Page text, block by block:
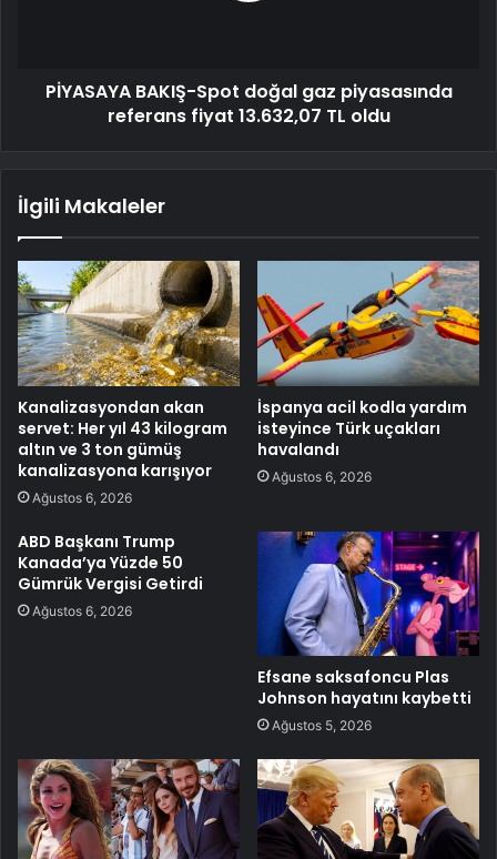
PİYASAYA BAKIŞ-Spot doğal gaz piyasasında
referans fiyat 13.632,07 TL oldu
İlgili Makaleler
Kanalizasyondan akan
servet: Her yıl 43 kilogram
altın ve 3 ton gümüş
kanalizasyona karışıyor
Ağustos 6, 2026
İspanya acil kodla yardım
isteyince Türk uçakları
havalandı
Ağustos 6, 2026
ABD Başkanı Trump
Kanada’ya Yüzde 50
Gümrük Vergisi Getirdi
Ağustos 6, 2026
Efsane saksafoncu Plas
Johnson hayatını kaybetti
Ağustos 5, 2026